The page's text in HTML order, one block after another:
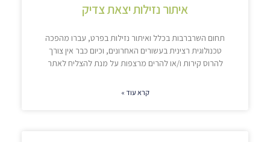
איתור נזילות יצאת צדיק
תחום השרברבות בכלל ואיתור נזילות בפרט, עברו מהפכה
טכנולוגית רצינית בעשורים האחרונים, וכיום כבר אין צורך
להרוס קירות ו/או להרים מרצפות על מנת להצליח לאתר
קרא עוד »